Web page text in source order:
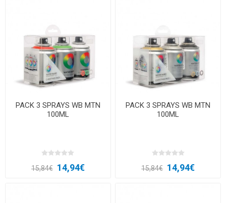
PACK 3 SPRAYS WB MTN
100ML
15,84€ 14,94€
PACK 3 SPRAYS WB MTN
100ML
15,84€ 14,94€